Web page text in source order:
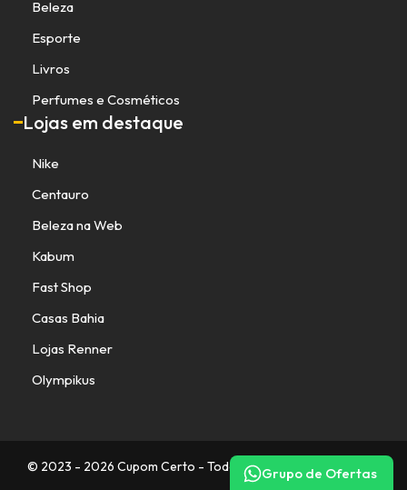
Grupo de Ofertas
Beleza
Esporte
Livros
Perfumes e Cosméticos
Lojas em destaque
Nike
Centauro
Beleza na Web
Kabum
Fast Shop
Casas Bahia
Lojas Renner
Olympikus
© 2023 - 2026 Cupom Certo - Todos os direitos reservados.